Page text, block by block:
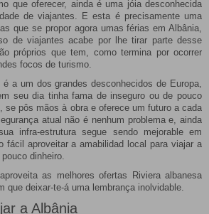
que oferecer, ainda é uma jóia desconhecida
de viajantes. E esta é precisamente uma
que se propor agora umas férias em Albânia,
de viajantes acabe por lhe tirar parte desse
próprios que tem, como termina por ocorrer
focos de turismo.
a um dos grandes desconhecidos de Europa,
seu dia tinha fama de inseguro ou de pouco
se pôs mãos à obra e oferece um futuro a cada
atual não é nenhum problema e, ainda
infra-estrutura segue sendo mejorable em
fácil aproveitar a amabilidad local para viajar a
dinheiro.
as melhores ofertas Riviera albanesa
que deixar-te-á uma lembrança inolvidable.
a Albânia